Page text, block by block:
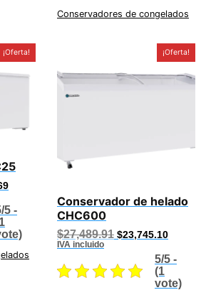
Conservadores de congelados
¡Oferta!
Current
is:
$19,210.69.
5 -
¡Oferta!
Conservador de helado
CHC600
$27,489.91 Original
$27,489.91.
$23,745.10Current
is:
IVA incluido
5/5 -
(1
vote)